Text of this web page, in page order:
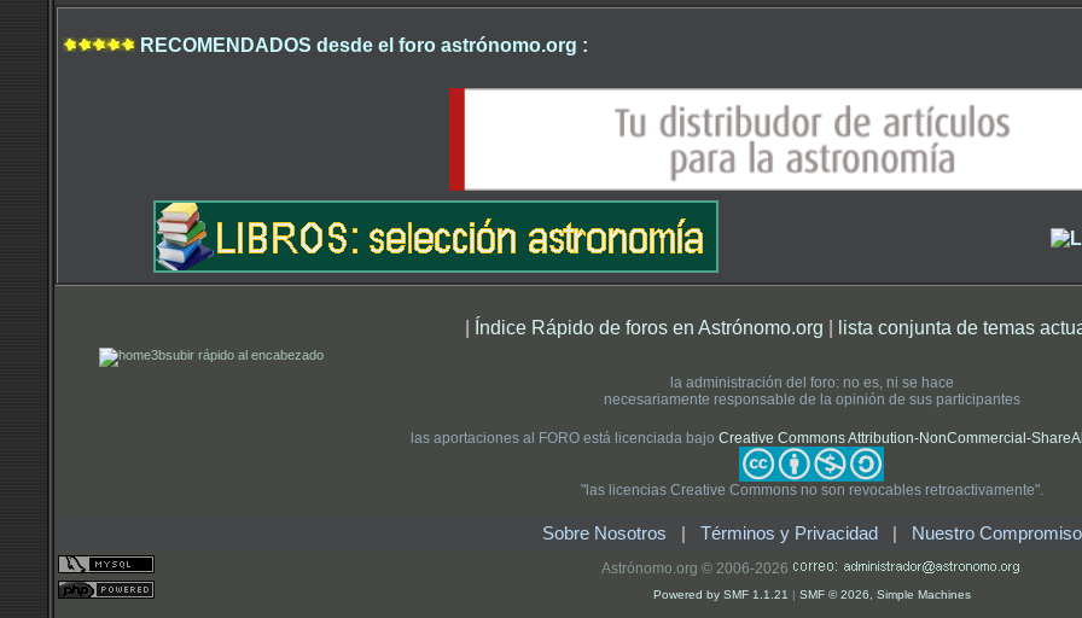
RECOMENDADOS desde el foro astrónomo.org :
| Índice Rápido de foros en Astrónomo.org | lista conjunta de temas
subir rápido al encabezado
la administración del foro: no es, ni se hace
necesariamente responsable de la opinión de sus participantes
las aportaciones al FORO está licenciada bajo Creative Commons Attribution-NonCommercial-
"las licencias Creative Commons no son revocables retroactivamente".
Sobre Nosotros Términos y Privacidad Nuestro Compromiso
Astrónomo.org © 2006-2026
Powered by SMF 1.1.21 | SMF © 2026, Simple Machines